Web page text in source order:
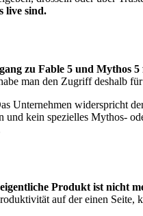
live sind.
zu Fable 5 und Mythos 5
man den Zugriff deshalb
Unternehmen widerspricht
und kein spezielles Mythos-
Produkt ist nicht
auf der einen